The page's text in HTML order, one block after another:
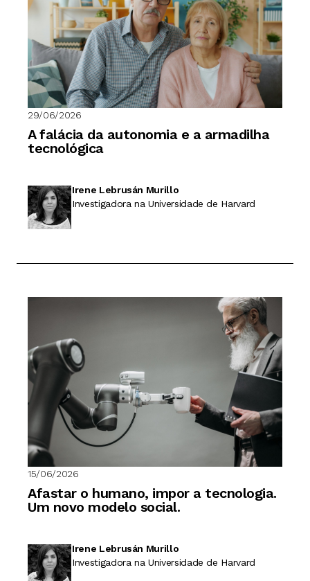
29/06/2026
A falácia da autonomia e a armadilha
tecnológica
Irene Lebrusán Murillo
Investigadora na Universidade de Harvard
15/06/2026
Afastar o humano, impor a tecnologia.
Um novo modelo social.
Irene Lebrusán Murillo
Investigadora na Universidade de Harvard